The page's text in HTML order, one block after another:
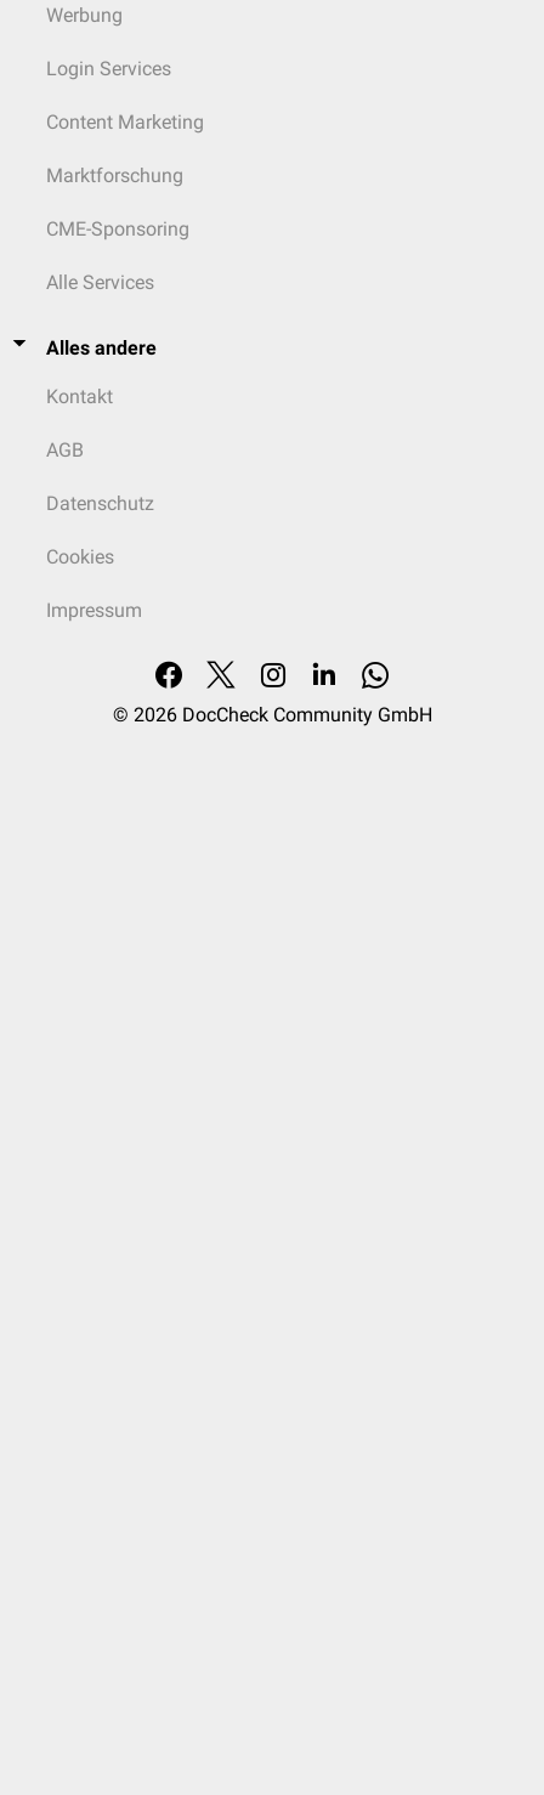
Werbung
Login Services
Content Marketing
Marktforschung
CME-Sponsoring
Alle Services
Alles andere
Kontakt
AGB
Datenschutz
Cookies
Impressum
© 2026 DocCheck Community GmbH